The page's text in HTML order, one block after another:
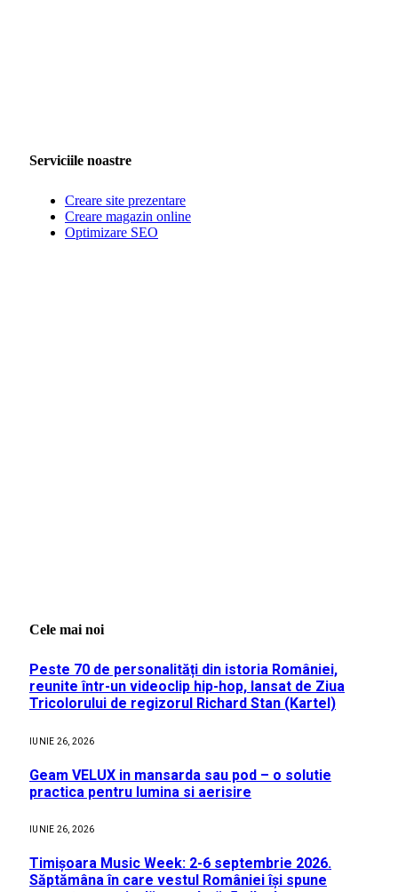
Serviciile noastre
Creare site prezentare
Creare magazin online
Optimizare SEO
Cele mai noi
Peste 70 de personalități din istoria României,
reunite într-un videoclip hip-hop, lansat de Ziua
Tricolorului de regizorul Richard Stan (Kartel)
IUNIE 26, 2026
Geam VELUX in mansarda sau pod – o solutie
practica pentru lumina si aerisire
IUNIE 26, 2026
Timișoara Music Week: 2-6 septembrie 2026.
Săptămâna în care vestul României își spune